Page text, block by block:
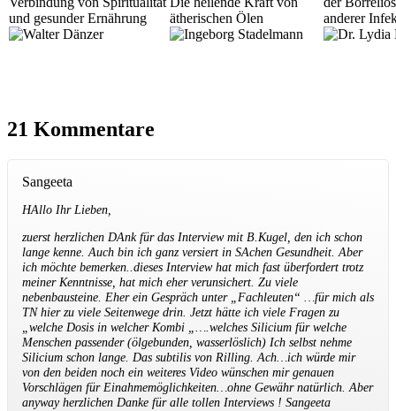
und gesunder Ernährung
ätherischen Ölen
anderer
21 Kommentare
Sangeeta
HAllo Ihr Lieben,
zuerst herzlichen DAnk für das Interview mit B.Kugel, den ich schon
lange kenne. Auch bin ich ganz versiert in SAchen Gesundheit. Aber
ich möchte bemerken..dieses Interview hat mich fast überfordert trotz
meiner Kenntnisse, hat mich eher verunsichert. Zu viele
nebenbausteine. Eher ein Gespräch unter „Fachleuten“ …für mich als
TN hier zu viele Seitenwege drin. Jetzt hätte ich viele Fragen zu
„welche Dosis in welcher Kombi „….welches Silicium für welche
Menschen passender (ölgebunden, wasserlöslich) Ich selbst nehme
Silicium schon lange. Das subtilis von Rilling. Ach…ich würde mir
von den beiden noch ein weiteres Video wünschen mir genauen
Vorschlägen für Einahmemöglichkeiten…ohne Gewähr natürlich. Aber
anyway herzlichen Danke für alle tollen Interviews ! Sangeeta